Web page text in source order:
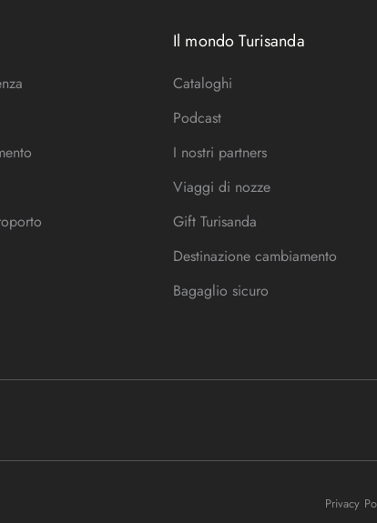
Il mondo Turisanda
Cataloghi
Podcast
I nostri partners
Viaggi di nozze
Gift Turisanda
Destinazione cambiamento
Bagaglio sicuro
Privacy